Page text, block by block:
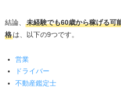
宅地建物取引士
コンサルタント
カスタマーサポート
ファイナンシャルプランナー
結論、
未経験でも60歳から稼げる可
格は、以下の9つです。
営業
ドライバー
不動産鑑定士